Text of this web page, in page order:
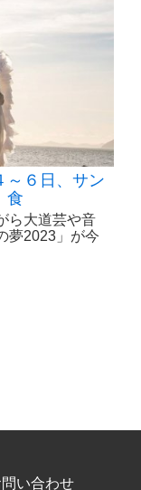
６日、サン
食
ら大道芸や音
夢2023」が今
問い合わせ